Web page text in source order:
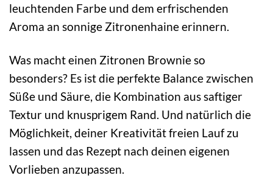
leuchtenden Farbe und dem erfrischenden
Aroma an sonnige Zitronenhaine erinnern.
Was macht einen Zitronen Brownie so
besonders? Es ist die perfekte Balance zwischen
Süße und Säure, die Kombination aus saftiger
Textur und knusprigem Rand. Und natürlich die
Möglichkeit, deiner Kreativität freien Lauf zu
lassen und das Rezept nach deinen eigenen
Vorlieben anzupassen.